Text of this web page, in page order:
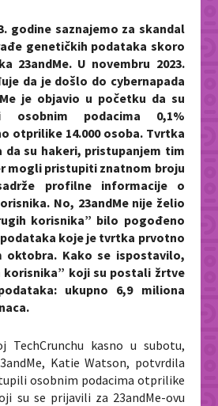
godine saznajemo za skandal
genetičkih podataka skoro
23andMe. U novembru 2023.
da je došlo do cybernapada
je objavio u početku da su
osobnim podacima 0,1%
otprilike 14.000 osoba. Tvrtka
su hakeri, pristupanjem tim
mogli pristupiti znatnom broju
profilne informacije o
No, 23andMe nije želio
korisnika” bilo pogođeno
koje je tvrtka prvotno
Kako se ispostavilo,
korisnika” koji su postali žrtve
ukupno 6,9 miliona
TechCrunchu kasno u subotu,
Katie Watson, potvrdila
osobnim podacima otprilike
su se prijavili za 23andMe-ovu